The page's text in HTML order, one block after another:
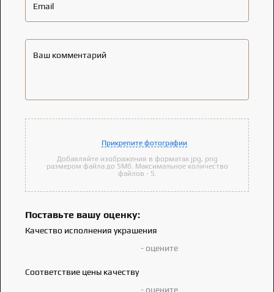
Email
Ваш комментарий
Прикрепите фотографии
Добавляйте изображения в форматах jpg, png
размером файла до 5Мб. Максимальное количество
файлов - 5.
Поставьте вашу оценку:
Качество исполнения украшения
- оцените
Соответствие цены качеству
- оцените